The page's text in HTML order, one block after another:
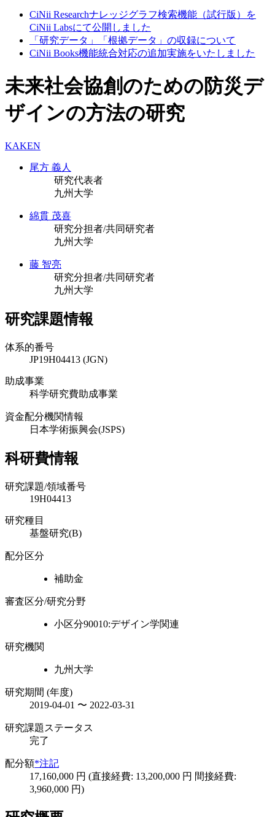
CiNii Researchナレッジグラフ検索機能（試行版）を
CiNii Labsにて公開しました
「研究データ」「根拠データ」の収録について
CiNii Books機能統合対応の追加実施をいたしました
未来社会協創のための防災デ
ザインの方法の研究
KAKEN
尾方 義人
研究代表者
九州大学
綿貫 茂喜
研究分担者/共同研究者
九州大学
藤 智亮
研究分担者/共同研究者
九州大学
研究課題情報
体系的番号
JP19H04413 (JGN)
助成事業
科学研究費助成事業
資金配分機関情報
日本学術振興会(JSPS)
科研費情報
研究課題/領域番号
19H04413
研究種目
基盤研究(B)
配分区分
補助金
審査区分/研究分野
小区分90010:デザイン学関連
研究機関
九州大学
研究期間 (年度)
2019-04-01 〜 2022-03-31
研究課題ステータス
完了
配分額*注記
17,160,000 円 (直接経費: 13,200,000 円 間接経費:
3,960,000 円)